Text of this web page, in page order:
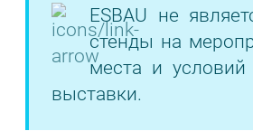
ESBAU не
стенды на
места и условий
выставки.